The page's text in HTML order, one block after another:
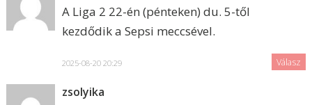
A Liga 2 22-én (pénteken) du. 5-től
kezdődik a Sepsi meccsével.
2025-08-20 20:29 Válasz
zsolyika